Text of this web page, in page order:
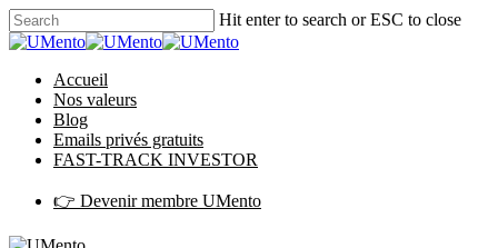
Hit enter to search or ESC to close
Accueil
Nos valeurs
Blog
Emails privés gratuits
FAST-TRACK INVESTOR
👉 Devenir membre UMento